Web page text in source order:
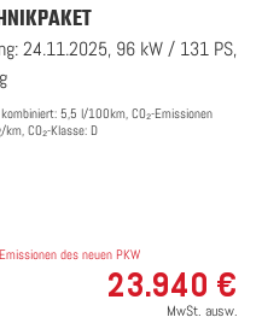
24.11.2025, 96 kW / 131 PS,
5,5 l/100km, CO₂-Emissionen
CO₂-Klasse: D
des neuen PKW
23.940 €
MwSt. ausw.